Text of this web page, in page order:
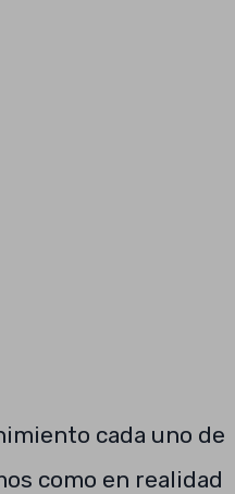
cada uno de
como en realidad